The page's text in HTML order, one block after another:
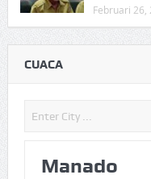
Februari 26,
CUACA
Manado